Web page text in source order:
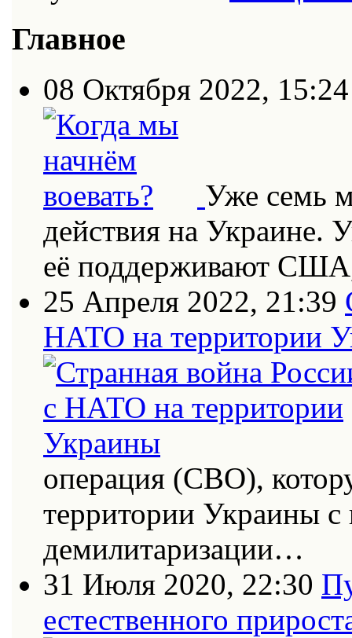
Главное
08 Октября 2022, 15:24
Уже семь
действия на Украине.
её поддерживают
25 Апреля 2022, 21:39
НАТО на территории
операция (СВО),
территории Украины
демилитаризации…
31 Июля 2020, 22:30
естественного